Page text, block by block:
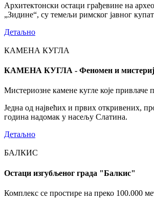
Архитектонски остаци грађевине на
„Зидине“, су темељи римског јавног
Детаљно
КАМЕНА КУГЛА
КАМЕНА КУГЛА - Феномен и
Мистериозне камене кугле које привлаче
Једна од највећих и првих откривених,
година надомак у насељу Слатина.
Детаљно
БАЛКИС
Остаци изгубљеног града "Балкис"
Комплекс се простире на преко 100.000